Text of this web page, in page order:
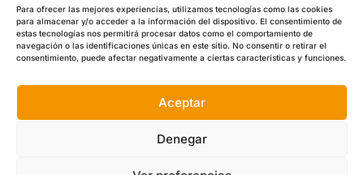
Para ofrecer las mejores experiencias, utilizamos tecnologías como las cookies
para almacenar y/o acceder a la información del dispositivo. El consentimiento de
estas tecnologías nos permitirá procesar datos como el comportamiento de
navegación o las identificaciones únicas en este sitio. No consentir o retirar el
consentimiento, puede afectar negativamente a ciertas características y funciones.
Aceptar
Denegar

I Calle Berriozar 21, Of. 5, , 31013, Ansoáin